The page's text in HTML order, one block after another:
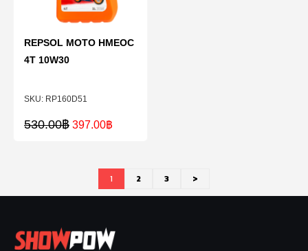
RP160D51
REPSOL MOTO HMEOC
4T 10W30
530.00฿ 397.00฿
1 2 3 >